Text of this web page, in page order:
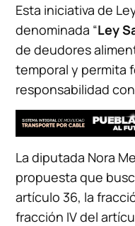
Esta iniciativa de
denominada “Ley
de deudores
temporal y permita
responsabilidad
La diputada Nora
propuesta que
artículo 36, la
fracción IV del